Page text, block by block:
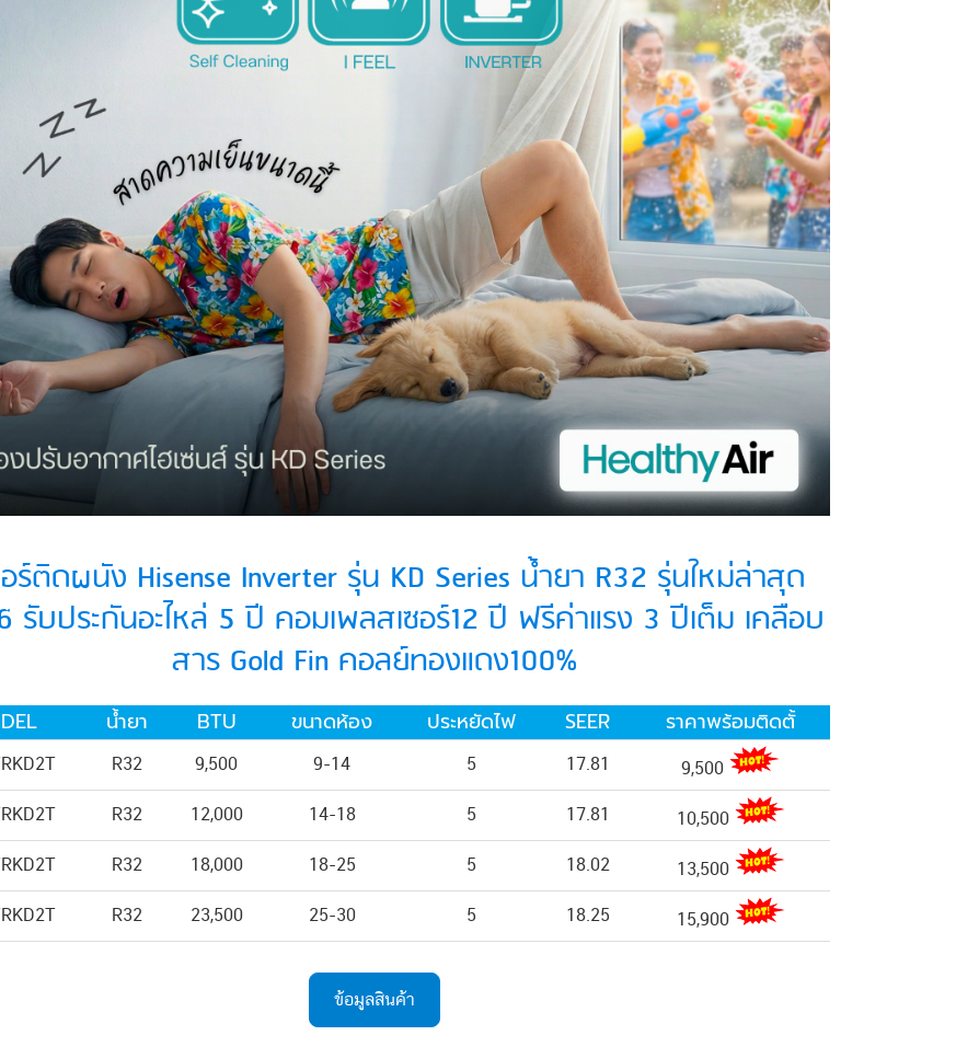
ร์ติดผนัง Hisense Inverter รุ่น KD Series น้ำยา R32 รุ่นใหม่ล่าสุด
รับประกันอะไหล่ 5 ปี คอมเพลสเซอร์12 ปี ฟรีค่าแรง 3 ปีเต็ม เคลือบ
สาร Gold Fin คอลย์ทองแดง100%
น้ำยา BTU ขนาดห้อง ประหยัดไฟ SEER ราคาพร้อมติดตั้
R32 9,500 9-14 5 17.81 9,500
R32 12,000 14-18 5 17.81 10,500
R32 18,000 18-25 5 18.02 13,500
R32 23,500 25-30 5 18.25 15,900
ข้อมูลสินค้า